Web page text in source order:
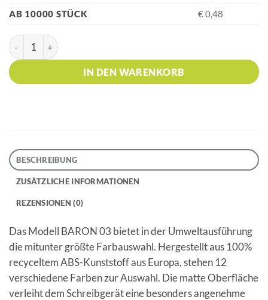
AB 10000 STÜCK
€ 0,48
HK - BARON 03 TOTAL RECYCLED Green Rome
IN DEN WARENKORB
BESCHREIBUNG
ZUSÄTZLICHE INFORMATIONEN
REZENSIONEN (0)
Das Modell BARON 03 bietet in der Umweltausführung
die mitunter größte Farbauswahl. Hergestellt aus 100%
recyceltem ABS-Kunststoff aus Europa, stehen 12
verschiedene Farben zur Auswahl. Die matte Oberfläche
verleiht dem Schreibgerät eine besonders angenehme